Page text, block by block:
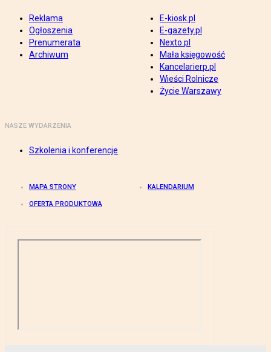
Reklama
Ogłoszenia
Prenumerata
Archiwum
E-kiosk.pl
E-gazety.pl
Nexto.pl
Mała księgowość
Kancelarierp.pl
Wieści Rolnicze
Życie Warszawy
NASZE WYDARZENIA
Szkolenia i konferencje
MAPA STRONY KALENDARIUM
OFERTA PRODUKTOWA